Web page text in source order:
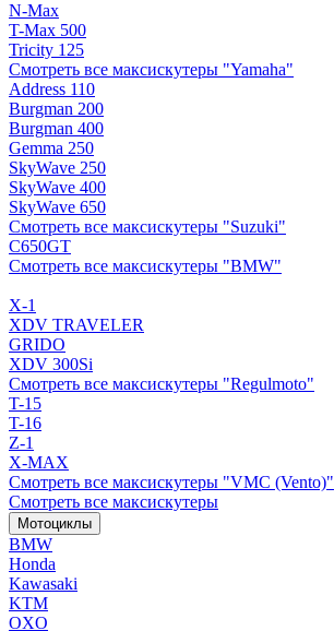
N-Max
T-Max 500
Tricity 125
Смотреть все максискутеры "Yamaha"
Address 110
Burgman 200
Burgman 400
Gemma 250
SkyWave 250
SkyWave 400
SkyWave 650
Смотреть все максискутеры "Suzuki"
C650GT
Смотреть все максискутеры "BMW"
X-1
XDV TRAVELER
GRIDO
XDV 300Si
Смотреть все максискутеры "Regulmoto"
T-15
T-16
Z-1
X-MAX
Смотреть все максискутеры "VMC (Vento)"
Смотреть все максискутеры
Мотоциклы
BMW
Honda
Kawasaki
KTM
OXO